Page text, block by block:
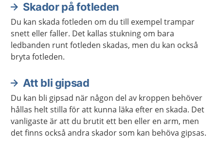
Skador på fotleden
Du kan skada fotleden om du till exempel trampar
snett eller faller. Det kallas stukning om bara
ledbanden runt fotleden skadas, men du kan också
bryta fotleden.
Att bli gipsad
Du kan bli gipsad när någon del av kroppen behöver
hållas helt stilla för att kunna läka efter en skada. Det
vanligaste är att du brutit ett ben eller en arm, men
det finns också andra skador som kan behöva gipsas.